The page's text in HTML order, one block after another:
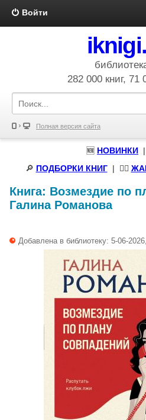
Войти
282 000 книг, 71
Полная версия сайта
🆕 НОВИНКИ
🔎 ПОДБОРКИ КНИГ| 🧝‍♀️
Книга: Возмездие по
Галина Романова
Добавлена в библиотеку: 5-06-